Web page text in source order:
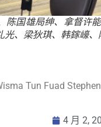
陈国雄局绅、拿督许
、梁狄琪、韩鎵㠙、
Tun Fuad
4 月 2,